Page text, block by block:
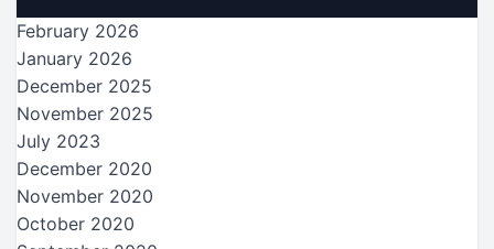
February 2026
January 2026
December 2025
November 2025
July 2023
December 2020
November 2020
October 2020